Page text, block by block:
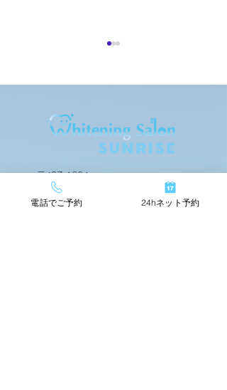
お客様の声
〒437-1604
静岡県御前崎市佐倉4796-1
電話でご予約 24hネット予約